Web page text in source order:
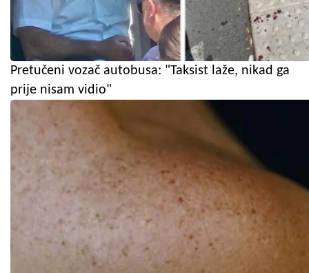
Pretučeni vozač autobusa: "Taksist laže, nikad ga
prije nisam vidio"